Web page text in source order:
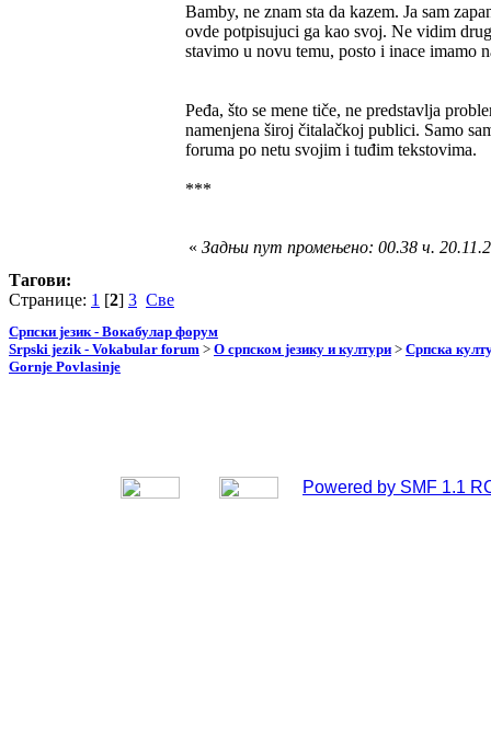
Bamby, ne znam sta da kazem. Ja sam
ovde potpisujuci ga kao svoj. Ne vidim
stavimo u novu temu, posto i inace imamo
Peđa, što se mene tiče, ne predstavlja
namenjena široj čitalačkoj publici. Samo
foruma po netu svojim i tuđim tekstovima.
***
« Задњи пут промењено: 00.38 ч.
Тагови:
Странице: 1 [2] 3 Све
Српски језик - Вокабулар форум
Srpski jezik - Vokabular forum > О српском језику и култури > Српска
Gornje Povlasinje
Powered by SMF 1.1